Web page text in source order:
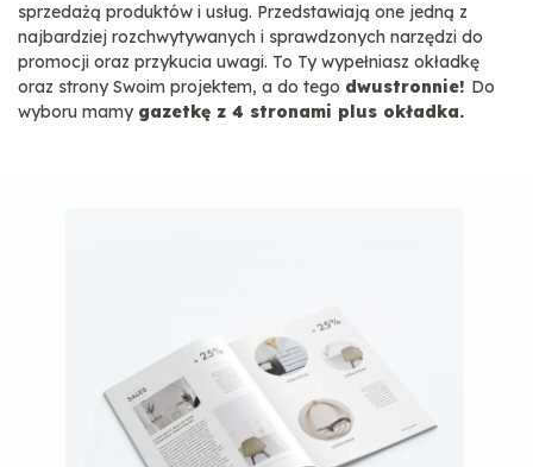
sprzedażą produktów i usług. Przedstawiają one jedną z
najbardziej rozchwytywanych i sprawdzonych narzędzi do
promocji oraz przykucia uwagi. To Ty wypełniasz okładkę
oraz strony Swoim projektem, a do tego dwustronnie! Do
wyboru mamy gazetkę z 4 stronami plus okładka.